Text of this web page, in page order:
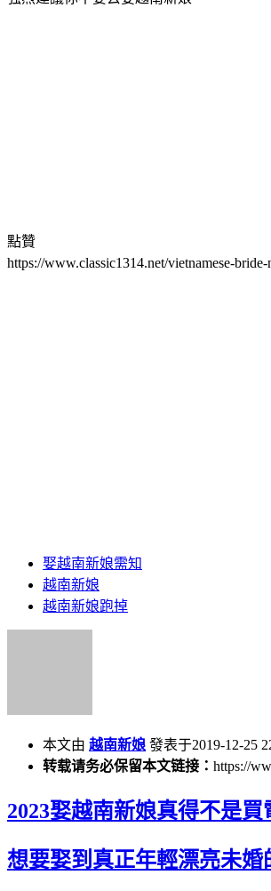
點贊
https://www.classic1314.net/vietnamese-
娶越南新娘需知
越南新娘
越南新娘跑掉
本文由 越南新娘 發表于2019-12-25
转载请务必保留本文链接： https://
2023娶越南新娘真得不是
想要娶到真正年輕漂亮未婚